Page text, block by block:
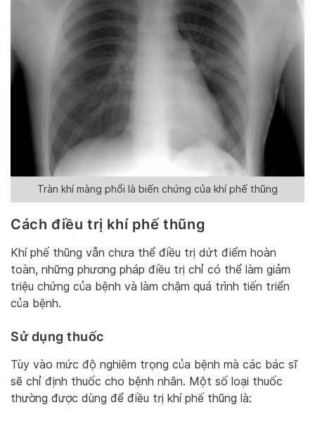
Tràn khí màng phổi là biến chứng của khí phế thũng
Cách điều trị khí phế thũng
Khí phế thũng vẫn chưa thể điều trị dứt điểm hoàn
toàn, những phương pháp điều trị chỉ có thể làm giảm
triệu chứng của bệnh và làm chậm quá trình tiến triển
của bệnh.
Sử dụng thuốc
Tùy vào mức độ nghiêm trọng của bệnh mà các bác sĩ
sẽ chỉ định thuốc cho bệnh nhân. Một số loại thuốc
thường được dùng để điều trị khí phế thũng là: